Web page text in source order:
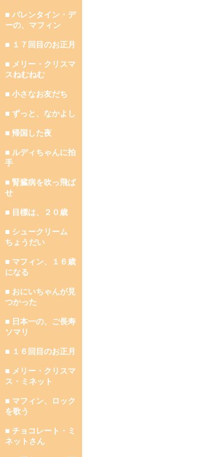
■ バレンタイン・デ
ーの、マフィン
■ １７回目のお正月
■ メリー・クリスマ
スねむねむ
■ 小さなお友だち
■ ずっと、なかよし
■ 帰国した夜
■ ルディちゃんに拍
手
■ 腎臓病を吹っ飛ば
せ
■ 目標は、２０歳
■ シュークリーム
ちょうだい
■ マフィン、１６歳
になる
■ おにいちゃんが見
つかった
■ 日本一の、ご長寿
ソマリ
■ １６回目のお正月
■ メリー・クリスマ
ス・ミネット
■ マフィン、ロック
を歌う
■ チョコレート・ミ
ネットさん